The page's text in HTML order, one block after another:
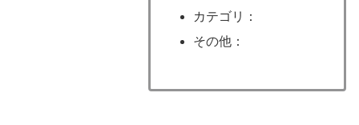
カテゴリ：
その他：